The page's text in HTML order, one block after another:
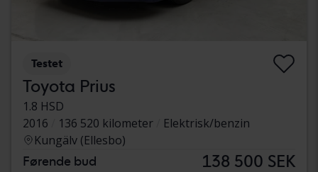
Testet
Toyota Prius
1.8 HSD
2016
136 520 kilometer
Elektrisk/benzin
Kungälv (Ellesbo)
Førende bud 138 500 SEK